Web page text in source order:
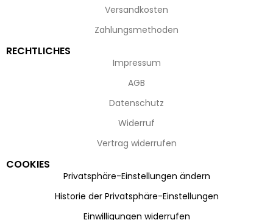
Versandkosten
Zahlungsmethoden
RECHTLICHES
Impressum
AGB
Datenschutz
Widerruf
Vertrag widerrufen
COOKIES
Privatsphäre-Einstellungen ändern
Historie der Privatsphäre-Einstellungen
Einwilligungen widerrufen